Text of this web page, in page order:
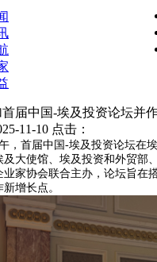
届中国-埃及投资论坛并
11-10 点击：
首届中国-埃及投资论坛在埃
及大使馆、埃及投资和外贸部
业家协会联合主办，论坛旨在
增长点。